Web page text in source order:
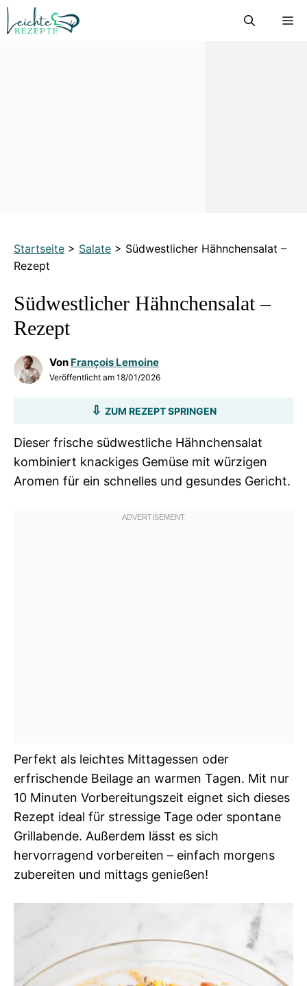
Zum
Inhalt
Startseite > Salate > Südwestlicher Hähnchensalat –
Rezept
Südwestlicher Hähnchensalat –
Rezept
Von François Lemoine
Veröffentlicht am 18/01/2026
ZUM REZEPT SPRINGEN
Dieser frische südwestliche Hähnchensalat
kombiniert knackiges Gemüse mit würzigen
Aromen für ein schnelles und gesundes Gericht.
Perfekt als leichtes Mittagessen oder
erfrischende Beilage an warmen Tagen. Mit nur
10 Minuten Vorbereitungszeit eignet sich dieses
Rezept ideal für stressige Tage oder spontane
Grillabende. Außerdem lässt es sich
hervorragend vorbereiten – einfach morgens
zubereiten und mittags genießen!